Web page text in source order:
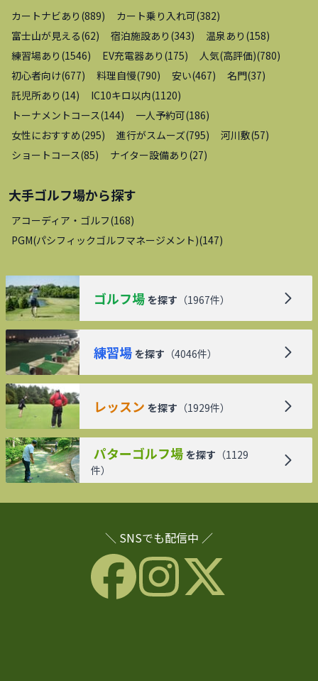
カートナビあり (889) カート乗り入れ可(382)
富士山が見える(62) 宿泊施設あり (343) 温泉あり (158)
練習場あり (1546) EV充電器あり (175) 人気(高評価)(780)
初心者向け(677) 料理自慢(790) 安い(467) 名門(37)
託児所あり (14) IC10キロ以内(1120)
トーナメントコース(144) 一人予約可(186)
女性におすすめ(295) 進行がスムーズ(795) 河川敷(57)
ショートコース(85) ナイター設備あり (27)
大手ゴルフ場から探す
アコーディア・ゴルフ(168)
PGM(パシフィックゴルフマネージメント)(147)
ゴルフ場 を探す （1967件）
練習場 を探す （4046件）
レッスン を探す （1929件）
パターゴルフ場 を探す （1129
件）
＼ SNSでも配信中 ／